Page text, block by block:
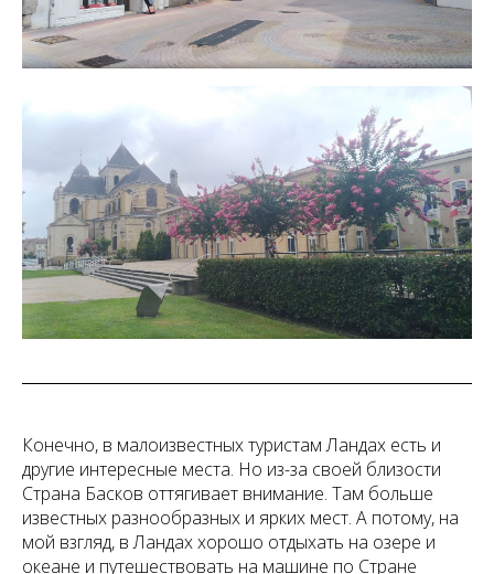
Конечно, в малоизвестных туристам Ландах есть и
другие интересные места. Но из-за своей близости
Страна Басков оттягивает внимание. Там больше
известных разнообразных и ярких мест. А потому, на
мой взгляд, в Ландах хорошо отдыхать на озере и
океане и путешествовать на машине по Стране